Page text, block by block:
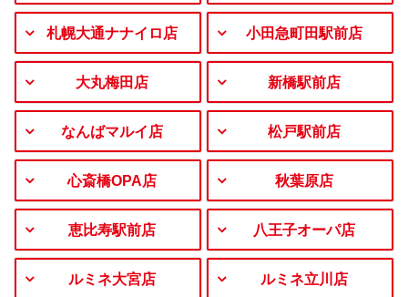
札幌大通ナナイロ店 小田急町田駅前店
大丸梅田店 新橋駅前店
なんばマルイ店 松戸駅前店
心斎橋OPA店 秋葉原店
恵比寿駅前店 八王子オーパ店
ルミネ大宮店 ルミネ立川店